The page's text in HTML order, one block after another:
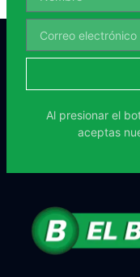
Al presionar el
aceptas